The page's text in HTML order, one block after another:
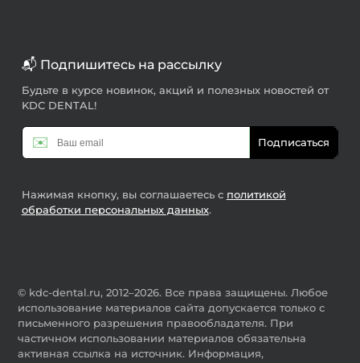
📬 Подпишитесь на рассылку
Будьте в курсе новинок, акций и полезных новостей от
KDC DENTAL!
✉️ Подписаться
Нажимая кнопку, вы соглашаетесь с политикой
обработки персональных данных.
© kdc-dental.ru, 2012–2026. Все права защищены. Любое
использование материалов сайта допускается только с
письменного разрешения правообладателя. При
частичном использовании материалов обязательна
активная ссылка на источник. Информация,